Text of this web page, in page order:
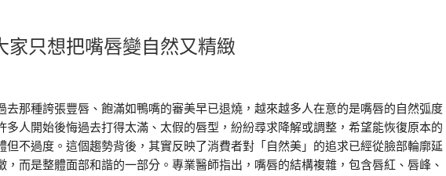
家只想把嘴唇變自然又精緻
去那種誇張豐唇、飽滿如鴨嘴的審美早已退燒，越來越多人在意的是嘴唇的自然弧度
多人開始後悔過去打得太滿、太假的唇型，紛紛尋求降解或調整，希望能恢復原本的
不過度。這個趨勢背後，其實反映了消費者對「自然美」的追求已經從臉部輪廓延
而是整體面部和諧的一部分。專業醫師指出，嘴唇的結構複雜，包含唇紅、唇峰、